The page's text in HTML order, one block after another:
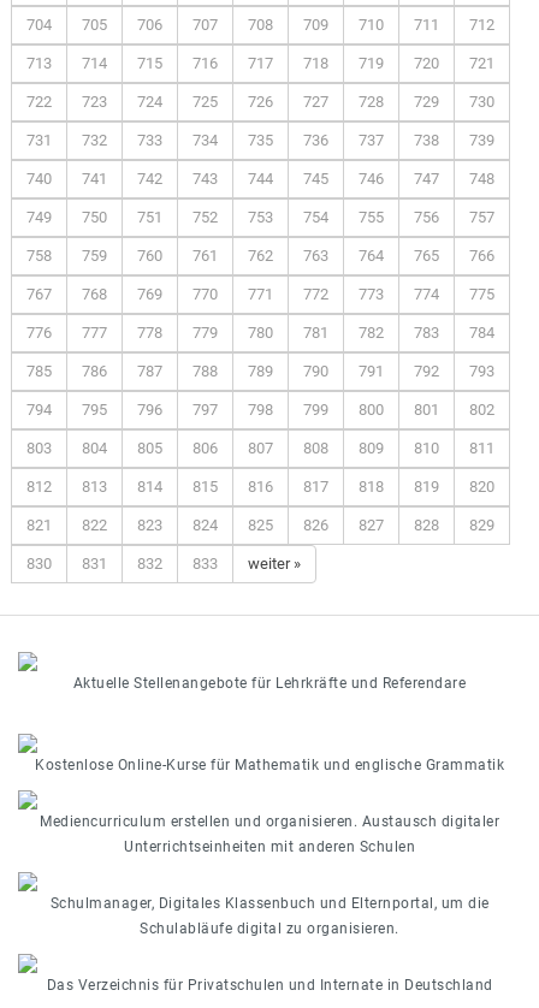
704 705 706 707 708 709 710 711 712
713 714 715 716 717 718 719 720 721
722 723 724 725 726 727 728 729 730
731 732 733 734 735 736 737 738 739
740 741 742 743 744 745 746 747 748
749 750 751 752 753 754 755 756 757
758 759 760 761 762 763 764 765 766
767 768 769 770 771 772 773 774 775
776 777 778 779 780 781 782 783 784
785 786 787 788 789 790 791 792 793
794 795 796 797 798 799 800 801 802
803 804 805 806 807 808 809 810 811
812 813 814 815 816 817 818 819 820
821 822 823 824 825 826 827 828 829
830 831 832 833 weiter »
Aktuelle Stellenangebote für Lehrkräfte und Referendare
Kostenlose Online-Kurse für Mathematik und englische Grammatik
Mediencurriculum erstellen und organisieren. Austausch digitaler
Unterrichtseinheiten mit anderen Schulen
Schulmanager, Digitales Klassenbuch und Elternportal, um die
Schulabläufe digital zu organisieren.
Das Verzeichnis für Privatschulen und Internate in Deutschland